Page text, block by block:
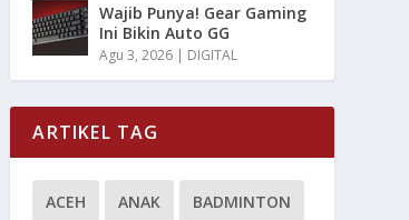
Wajib Punya! Gear Gaming
Ini Bikin Auto GG
Agu 3, 2026 | DIGITAL
ARTIKEL TAG
ACEH ANAK BADMINTON